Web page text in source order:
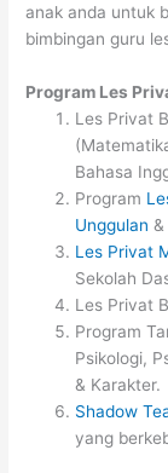
anak anda untuk
bimbingan guru
Program Les
Les Privat
Bahasa
Program
Unggulan &
Les Privat
Sekolah
Les Privat
Program
Psikologi,
& Karakter.
Shadow
yang